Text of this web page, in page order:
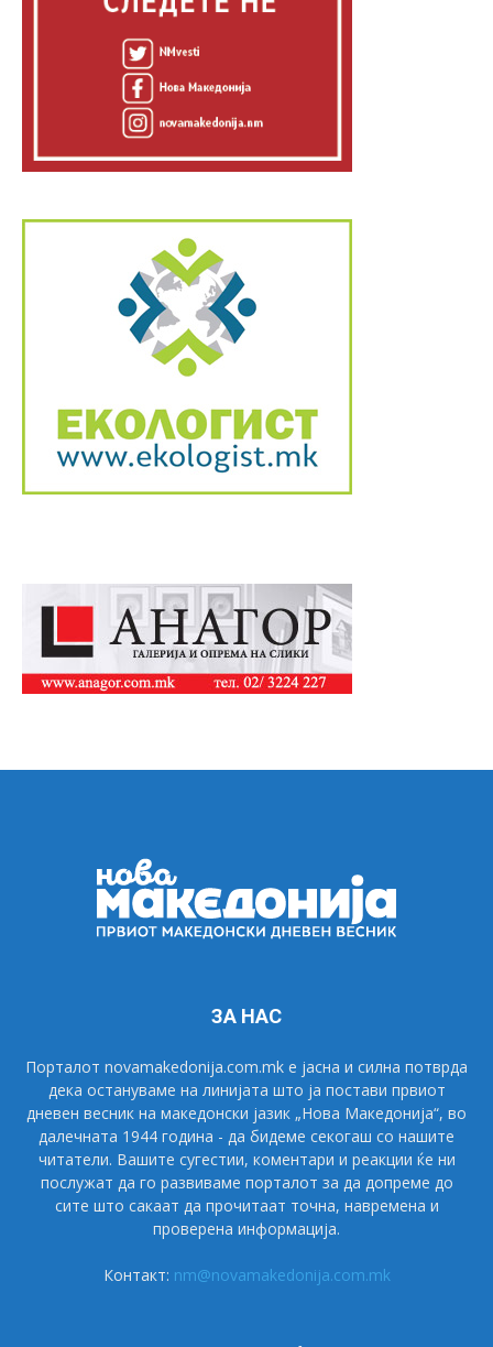
ЗА НАС
Порталот novamakedonija.com.mk е јасна и силна потврда
дека остануваме на линијата што ја постави првиот
дневен весник на македонски јазик „Нова Македонија“, во
далечната 1944 година - да бидеме секогаш со нашите
читатели. Вашите сугестии, коментари и реакции ќе ни
послужат да го развиваме порталот за да допреме до
сите што сакаат да прочитаат точна, навремена и
проверена информација.
Контакт: nm@novamakedonija.com.mk